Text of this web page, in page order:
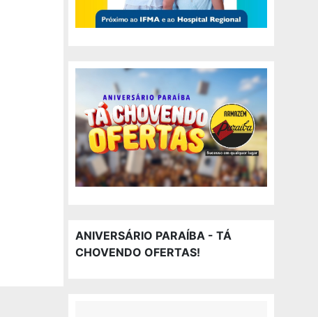
ANIVERSÁRIO PARAÍBA - TÁ
CHOVENDO OFERTAS!